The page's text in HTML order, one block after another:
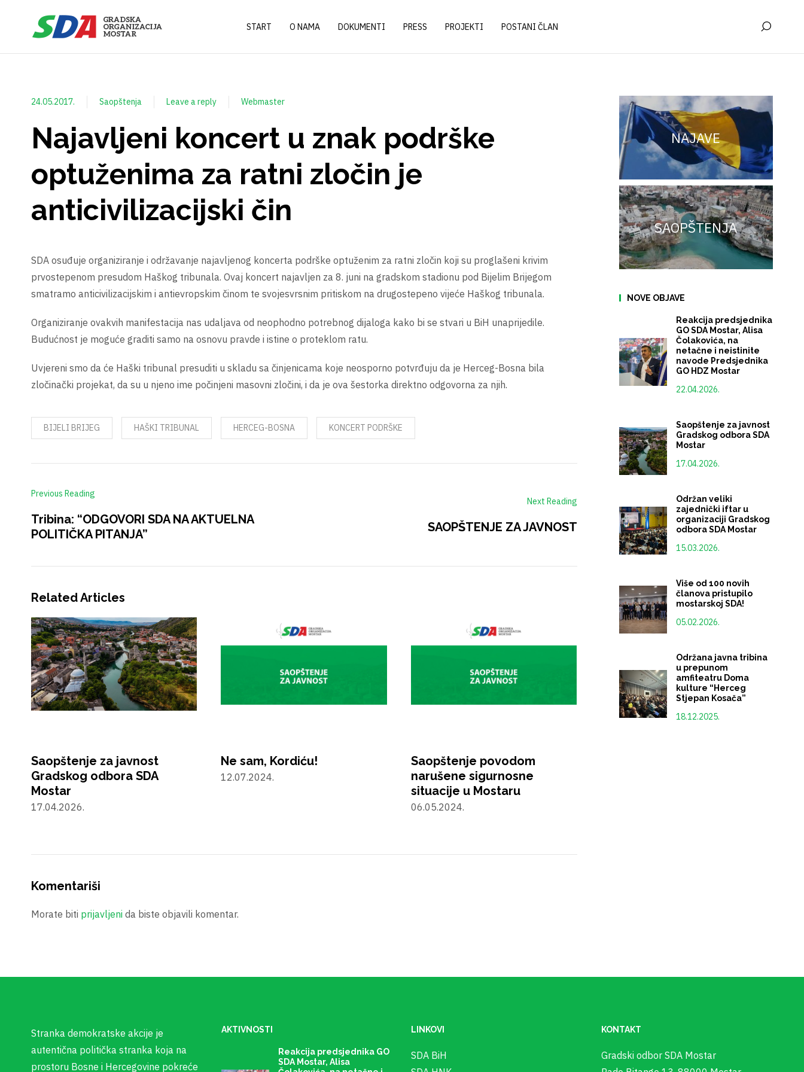
START O NAMA DOKUMENTI PRESS PROJEKTI POSTANI ČLAN
24.05.2017. Saopštenja Leave a reply Webmaster
Najavljeni koncert u znak podrške
optuženima za ratni zločin je
anticivilizacijski čin
SDA osuđuje organiziranje i održavanje najavljenog koncerta podrške optuženim za ratni zločin koji su proglašeni krivim
prvostepenom presudom Haškog tribunala. Ovaj koncert najavljen za 8. juni na gradskom stadionu pod Bijelim Brijegom
smatramo anticivilizacijskim i antievropskim činom te svojesvrsnim pritiskom na drugostepeno vijeće Haškog tribunala.
Organiziranje ovakvih manifestacija nas udaljava od neophodno potrebnog dijaloga kako bi se stvari u BiH unaprijedile.
Budućnost je moguće graditi samo na osnovu pravde i istine o proteklom ratu.
Uvjereni smo da će Haški tribunal presuditi u skladu sa činjenicama koje neosporno potvrđuju da je Herceg-Bosna bila
zločinački projekat, da su u njeno ime počinjeni masovni zločini, i da je ova šestorka direktno odgovorna za njih.
BIJELI BRIJEG HAŠKI TRIBUNAL HERCEG-BOSNA KONCERT PODRŠKE
Previous Reading
Tribina: “ODGOVORI SDA NA AKTUELNA
POLITIČKA PITANJA”
Next Reading
SAOPŠTENJE ZA JAVNOST
Related Articles
Saopštenje za javnost
Gradskog odbora SDA
Mostar
17.04.2026.
Ne sam, Kordiću!
12.07.2024.
Saopštenje povodom
narušene sigurnosne
situacije u Mostaru
06.05.2024.
Komentariši
Morate biti prijavljeni da biste objavili komentar.
NAJAVE
SAOPŠTENJA
NOVE OBJAVE
Reakcija predsjednika
GO SDA Mostar, Alisa
Čolakovića, na
netačne i neistinite
navode Predsjednika
GO HDZ Mostar
22.04.2026.
Saopštenje za javnost
Gradskog odbora SDA
Mostar
17.04.2026.
Održan veliki
zajednički iftar u
organizaciji Gradskog
odbora SDA Mostar
15.03.2026.
Više od 100 novih
članova pristupilo
mostarskoj SDA!
05.02.2026.
Održana javna tribina
u prepunom
amfiteatru Doma
kulture “Herceg
Stjepan Kosača”
18.12.2025.
Stranka demokratske akcije je
autentična politička stranka koja na
prostoru Bosne i Hercegovine pokreće
AKTIVNOSTI
Reakcija predsjednika GO
SDA Mostar, Alisa
LINKOVI
SDA BiH
KONTAKT
Gradski odbor SDA Mostar